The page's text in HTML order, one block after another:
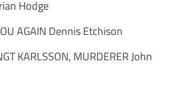
Hodge
AGAIN Dennis Etchison
KARLSSON, MURDERER John